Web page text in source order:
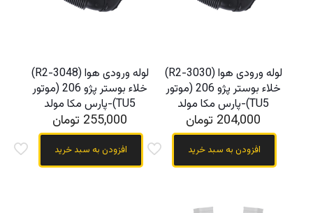
لوله ورودی هوا (R2-3030)
خلاء بوستر پژو 206 (موتور
TU5)-پارس مکا مولد
204,000 تومان
افزودن به سبد خرید
لوله ورودی هوا (R2-3048)
خلاء بوستر پژو 206 (موتور
TU5)-پارس مکا مولد
255,000 تومان
افزودن به سبد خرید